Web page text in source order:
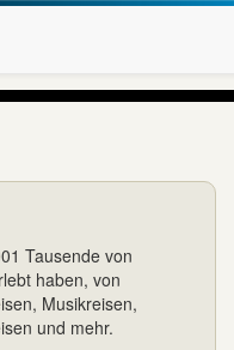
Tausende von
haben, von
Musikreisen,
und mehr.